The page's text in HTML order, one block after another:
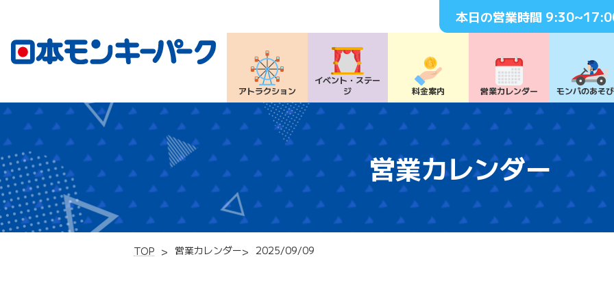
本日の営業時間
アトラクション
イベント・ ステー
ジ
料⾦案内 営業カレンダー モンパのあそ
営業カレンダー
TOP 営業カレンダー 2025/09/09